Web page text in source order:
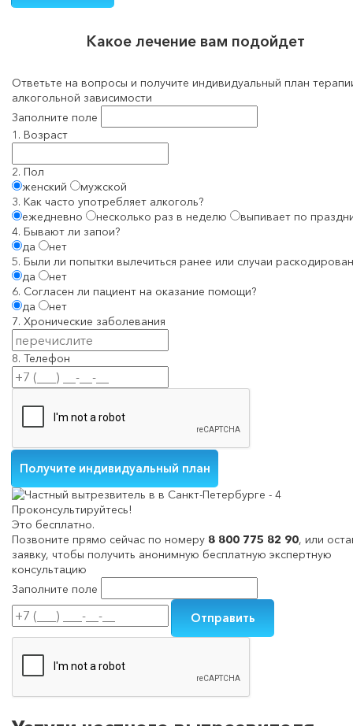
Какое лечение вам подойдет
Ответьте на вопросы и получите индивидуальный план
алкогольной зависимости
Заполните поле
1. Возраст
2. Пол
женский
мужской
3. Как часто употребляет алкоголь?
ежедневно
несколько раз в неделю
выпивает по
4. Бывают ли запои?
да
нет
5. Были ли попытки вылечиться ранее или случаи
да
нет
6. Согласен ли пациент на оказание помощи?
да
нет
7. Хронические заболевания
8. Телефон
Проконсультируйтесь!
Это бесплатно.
Позвоните прямо сейчас по номеру 8 800 775 82 90, или
заявку, чтобы получить анонимную бесплатную экспертную
консультацию
Заполните поле